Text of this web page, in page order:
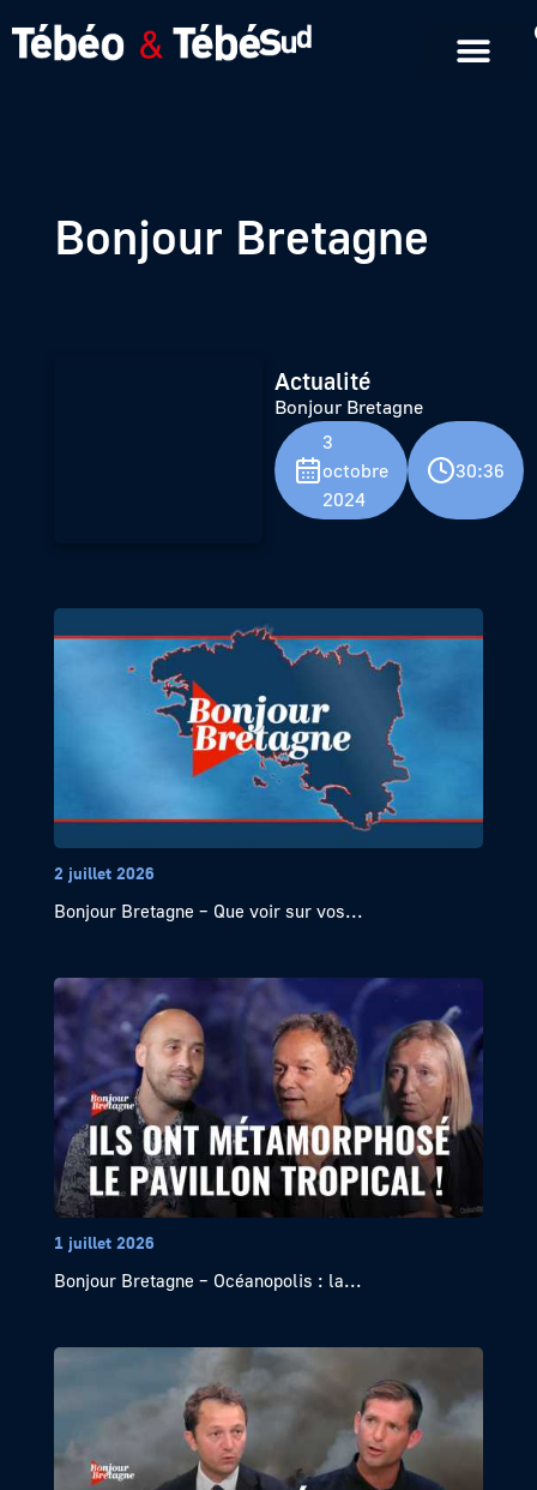
Bonjour Bretagne
Actualité
Bonjour Bretagne
3
octobre
2024
30:36
2 juillet 2026
Bonjour Bretagne – Que voir sur vos...
1 juillet 2026
Bonjour Bretagne – Océanopolis : la...